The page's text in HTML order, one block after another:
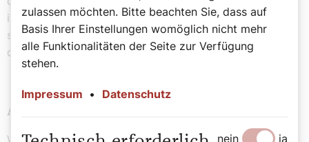
ist: Es kann nur einer der Putschisten gewesen sein, die
sich im Bundeskanzleramt befanden, also ein Mitglied
der nationalsozialistischen Schutzstaffel-Standarte 89.
Auch der Radiosender wurde besetzt
zulassen möchten. Bitte beachten Sie, dass auf
Basis Ihrer Einstellungen womöglich nicht mehr
alle Funktionalitäten der Seite zur Verfügung
stehen.
Impressum • Datenschutz
nein ja